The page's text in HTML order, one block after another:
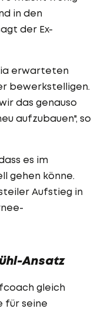
in den
der Ex-
erwarteten
bewerkstelligen.
das genauso
aufzubauen", so
es im
gehen könne.
Aufstieg in
Ansatz
gleich
für seine